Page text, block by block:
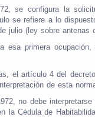
se configura la
se refiere a lo
julio (ley sobre antenas
esa primera
el artículo 4 del
de esta
no debe
la Cédula de